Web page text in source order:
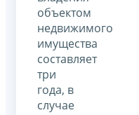
объектом
недвижимого
имущества
составляет
три
года, в
случае